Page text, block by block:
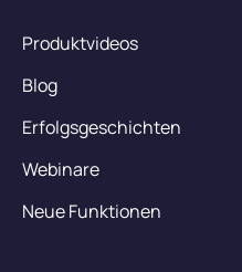
Produktvideos
Blog
Erfolgsgeschichten
Webinare
Neue Funktionen